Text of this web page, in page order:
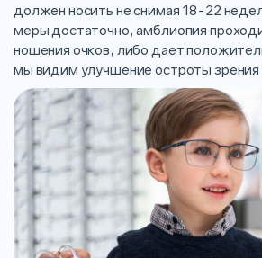
должен носить не снимая 18-22
меры достаточно, амблиопия
ношения очков, либо дает
мы видим улучшение остроты зрения